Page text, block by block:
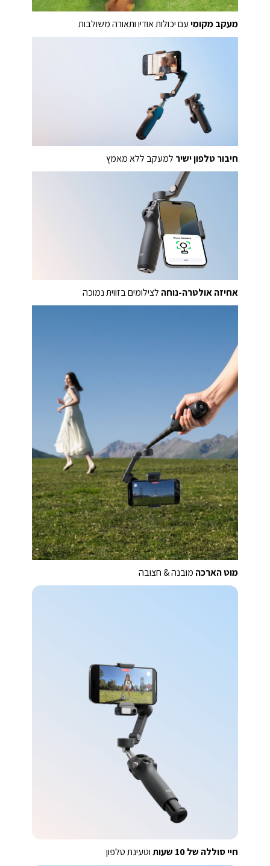
מעקב מקומי עם יכולות אודיו ותאורה משולבות
חיבור טלפון ישיר למעקב ללא מאמץ
אחיזה אולטרה-נוחה לצילומים בזווית נמוכה
מוט הארכה מובנה & חצובה
חיי סוללה של 10 שעות וטעינת טלפון